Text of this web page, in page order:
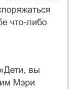
что-либо
вы
Мэри